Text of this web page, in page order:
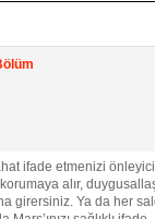
ifade etmenizi
alır,
Ya da her